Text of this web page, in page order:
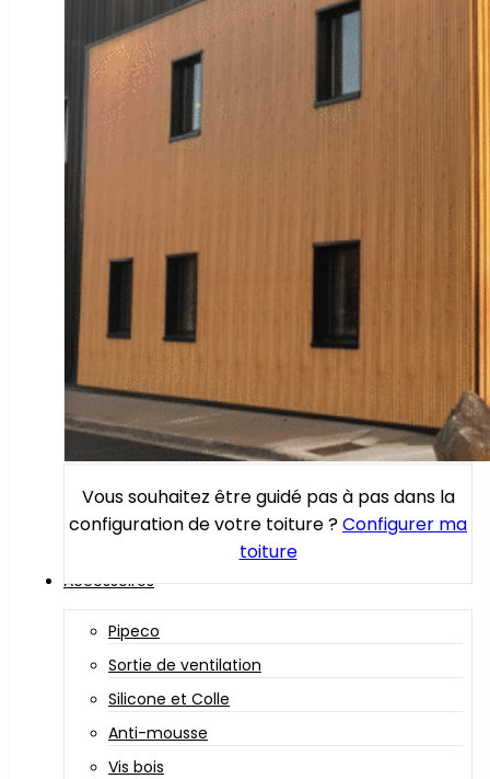
Vous souhaitez être guidé pas à pas dans la
configuration de votre toiture ?Configurer ma
toiture
Accessoires
Pipeco
Sortie de ventilation
Silicone et Colle
Anti-mousse
Vis bois